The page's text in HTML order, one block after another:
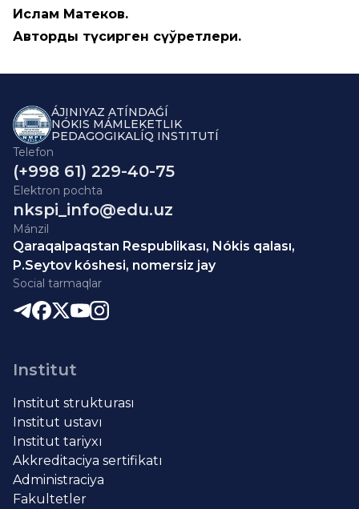
Ислам Матеков.
Автордың түсирген сүўретлери.
ÁJINIYAZ ATÍNDAǴÍ
NÓKIS MÁMLEKETLIK
PEDAGOGIKALÍQ INSTITUTÍ
Telefon
(+998 61) 229-40-75
Elektron pochta
nkspi_info@edu.uz
Mánzil
Qaraqalpaqstan Respublikası, Nókis qalası,
P.Seytov kóshesi, nomersiz jay
Social tarmaqlar
Institut
Institut strukturası
Institut ustavı
Institut tariyxı
Akkreditaciya sertifikatı
Administraciya
Fakultetler